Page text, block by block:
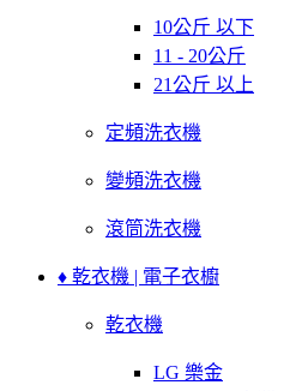
10公斤 以下
11 - 20公斤
21公斤 以上
定頻洗衣機
變頻洗衣機
滾筒洗衣機
♦ 乾衣機 | 電子衣櫥
乾衣機
LG 樂金